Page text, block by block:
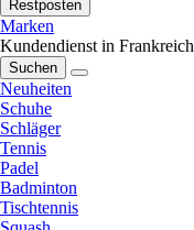
Restposten
Marken
Kundendienst in Frankreich
Suchen
Neuheiten
Schuhe
Schläger
Tennis
Padel
Badminton
Tischtennis